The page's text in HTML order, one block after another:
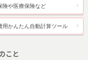
険や医療保険など
用かんたん自動計算ツール
こと